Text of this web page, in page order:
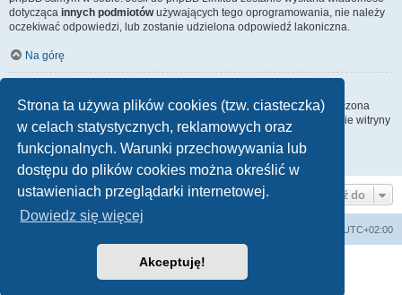
Strona ta używa plików cookies (tzw. ciasteczka)
w celach statystycznych, reklamowych oraz
funkcjonalnych. Warunki przechowywania lub
dostępu do plików cookies można określić w
ustawieniach przeglądarki internetowej.
Dowiedz się więcej
Akceptuję!
dotycząca innych podmiotówużywających tego oprogramowania, nie należy
oczekiwać odpowiedzi, lub zostanie udzielona odpowiedź lakoniczna.
Na górę
Wszyscy użytkownicy witryny mogą używać – jeśli funkcja ta jest włączona
przez administratora witryny – formularza „Kontakt z nami”. Członkowie witryny
mogą także używać odnośnika „Zespół administracyjny”.
Na górę
Przejdź do
UTC+02:00
Technologię dostarczaphpBB® Forum Software © phpBB Limited
Polski pakiet językowy dostarcza